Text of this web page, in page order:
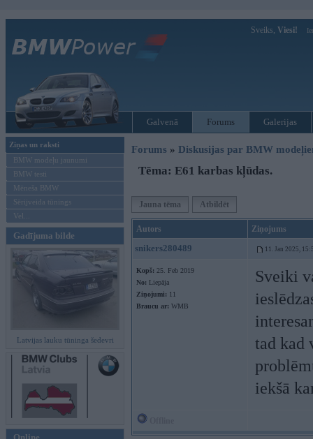
Sveiks, Viesi!
Galvenā Forums Galerijas
Ziņas un raksti
BMW modeļu jaunumi
BMW testi
Mēneša BMW
Sērijveida tūnings
Vel...
Gadījuma bilde
Latvijas lauku tūninga šedevri
Forums » Diskusijas par BMW
Tēma: E61 karbas kļūdas.
Jauna tēma Atbildēt
Autors Ziņojums
snikers280489 11. Jan 2025,
Kopš: 25. Feb 2019
No: Liepāja
Ziņojumi: 11
Braucu ar: WMB
Sveiki
tad kad
iekšā